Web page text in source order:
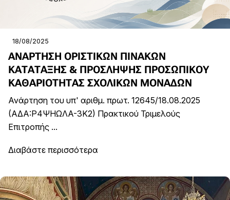
18/08/2025
ΑΝΑΡΤΗΣΗ ΟΡΙΣΤΙΚΩΝ ΠΙΝΑΚΩΝ
ΚΑΤΑΤΑΞΗΣ & ΠΡΟΣΛΗΨΗΣ ΠΡΟΣΩΠΙΚΟΥ
ΚΑΘΑΡΙΟΤΗΤΑΣ ΣΧΟΛΙΚΩΝ ΜΟΝΑΔΩΝ
Ανάρτηση του υπ' αριθμ. πρωτ. 12645/18.08.2025
(ΑΔΑ:Ρ4ΨΗΩΛΑ-3Κ2) Πρακτικού Τριμελούς
Επιτροπής ...
Διαβάστε περισσότερα